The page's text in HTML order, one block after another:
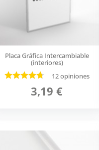
Placa Gráfica Intercambiable
(interiores)
12 opiniones
3,19 €